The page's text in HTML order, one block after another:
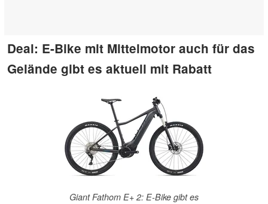
Deal: E-Bike mit Mittelmotor auch für das
Gelände gibt es aktuell mit Rabatt
Giant Fathom E+ 2: E-Bike gibt es